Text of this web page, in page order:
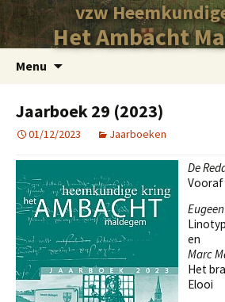
vzw
Het Ambacht
Menu
inhoud
Jaarboek 29 (2023)
01/12/2023 Jaarboeken
De
Vooraf
en
Marc
Het
Elooi